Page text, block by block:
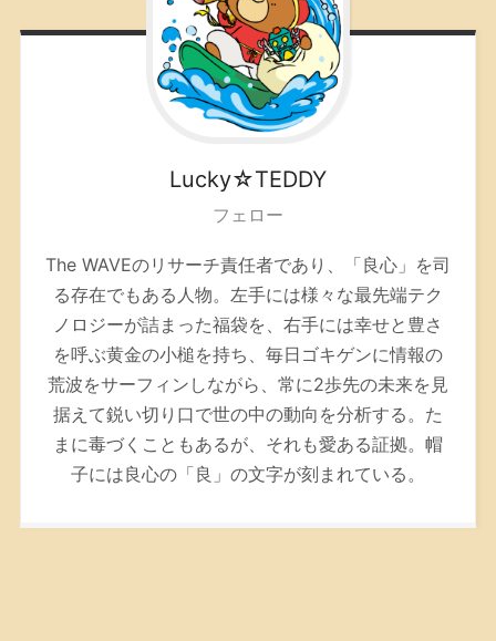
Lucky☆TEDDY
フェロー
The WAVEのリサーチ責任者であり、「良心」を司
る存在でもある人物。左手には様々な最先端テク
ノロジーが詰まった福袋を、右手には幸せと豊さ
を呼ぶ黄金の小槌を持ち、毎日ゴキゲンに情報の
荒波をサーフィンしながら、常に2歩先の未来を見
据えて鋭い切り口で世の中の動向を分析する。た
まに毒づくこともあるが、それも愛ある証拠。帽
子には良心の「良」の文字が刻まれている。